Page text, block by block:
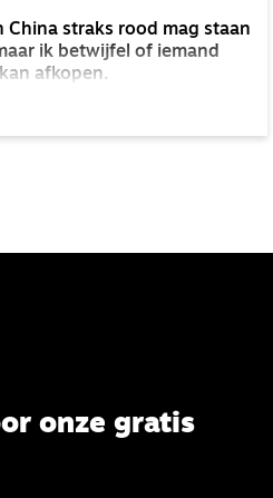
China straks rood mag staan
ik betwijfel of iemand
afkopen.
onze gratis